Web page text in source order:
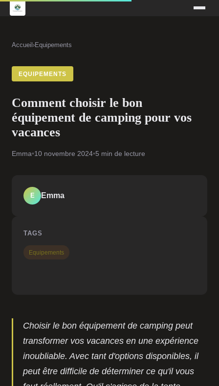
Accueil ›Equipements
EQUIPEMENTS
Comment choisir le bon
équipement de camping pour vos
vacances
Emma•10 novembre 2024•5 min de lecture
Choisir le bon équipement de camping peut
transformer vos vacances en une expérience
inoubliable. Avec tant d'options disponibles, il
peut être difficile de déterminer ce qu'il vous
E Emma
TAGS
Equipements